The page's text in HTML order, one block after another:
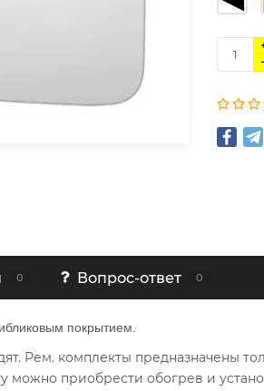
0 Вопрос-ответ 0
покрытием.
Рем. комплекты предназначены
можно приобрести обогрев и